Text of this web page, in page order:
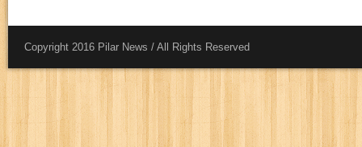
Copyright 2016 Pilar News / All Rights Reserved